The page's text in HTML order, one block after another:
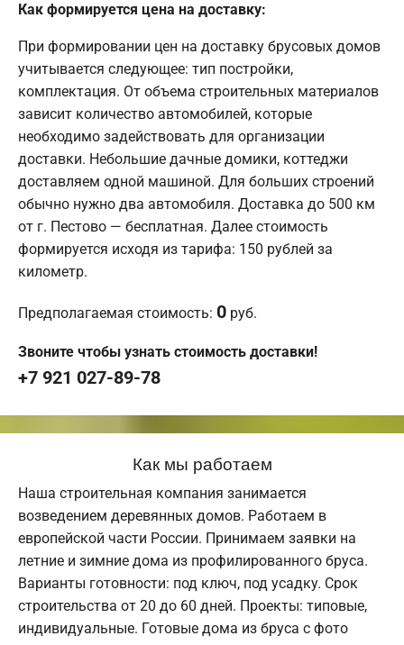
Как формируется цена на доставку:
При формировании цен на доставку брусовых домов
учитывается следующее: тип постройки,
комплектация. От объема строительных материалов
зависит количество автомобилей, которые
необходимо задействовать для организации
доставки. Небольшие дачные домики, коттеджи
доставляем одной машиной. Для больших строений
обычно нужно два автомобиля. Доставка до 500 км
от г. Пестово — бесплатная. Далее стоимость
формируется исходя из тарифа: 150 рублей за
километр.
Предполагаемая стоимость: 0 руб.
Звоните чтобы узнать стоимость доставки!
+7 921 027-89-78
Как мы работаем
Наша строительная компания занимается
возведением деревянных домов. Работаем в
европейской части России. Принимаем заявки на
летние и зимние дома из профилированного бруса.
Варианты готовности: под ключ, под усадку. Срок
строительства от 20 до 60 дней. Проекты: типовые,
индивидуальные. Готовые дома из бруса с фото